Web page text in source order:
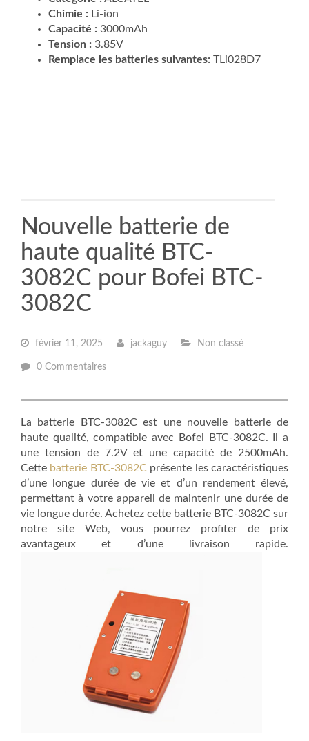
Chimie : Li-ion
Capacité : 3000mAh
Tension : 3.85V
Remplace les batteries suivantes: TLi028D7
Nouvelle batterie de
haute qualité BTC-
3082C pour Bofei BTC-
3082C
février 11, 2025 jackaguy Non classé
0 Commentaires
La batterie BTC-3082C est une nouvelle batterie de
haute qualité, compatible avec Bofei BTC-3082C. Il a
une tension de 7.2V et une capacité de 2500mAh.
Cette batterie BTC-3082C présente les caractéristiques
d’une longue durée de vie et d’un rendement élevé,
permettant à votre appareil de maintenir une durée de
vie longue durée. Achetez cette batterie BTC-3082C sur
notre site Web, vous pourrez profiter de prix
avantageux et d’une livraison rapide.